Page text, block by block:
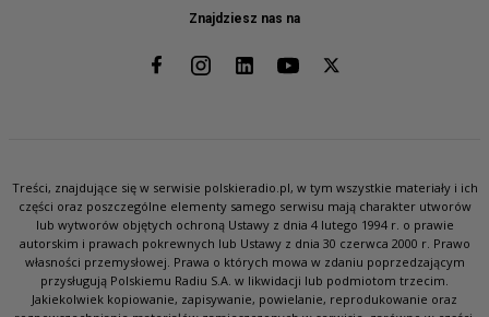
Znajdziesz nas na
Treści, znajdujące się w serwisie polskieradio.pl, w tym wszystkie materiały i ich
części oraz poszczególne elementy samego serwisu mają charakter utworów
lub wytworów objętych ochroną Ustawy z dnia 4 lutego 1994 r. o prawie
autorskim i prawach pokrewnych lub Ustawy z dnia 30 czerwca 2000 r. Prawo
własności przemysłowej. Prawa o których mowa w zdaniu poprzedzającym
przysługują Polskiemu Radiu S.A. w likwidacji lub podmiotom trzecim.
Jakiekolwiek kopiowanie, zapisywanie, powielanie, reprodukowanie oraz